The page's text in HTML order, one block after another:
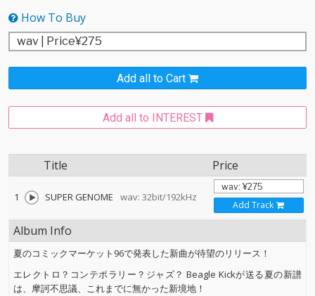
How To Buy
Add all to Cart
Add all to INTEREST
Title Price
1 SUPER GENOME wav: 32bit/192kHz
Add Track
Album Info
夏のコミックマーケット96で発表した新曲が待望のリリース！
エレクトロ？コンテポラリー？ジャズ？ Beagle Kickが送る夏の新譜
は、摩訶不思議、これまでに無かった新境地！